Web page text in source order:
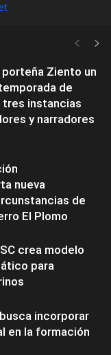
Ziento un
de
instancias
y narradores
nueva
de
El Plomo
crea modelo
para
incorporar
en la formación